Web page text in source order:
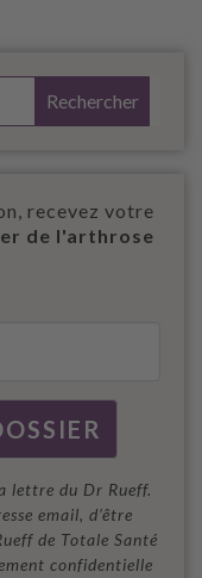
recevez votre
de l'arthrose
lettre du Dr Rueff.
email, d’être
de Totale Santé
confidentielle